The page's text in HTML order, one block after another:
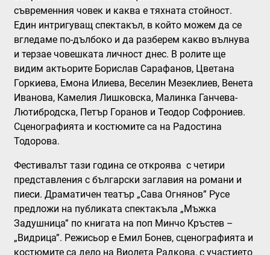
съвременния човек и каква е тяхната стойност.
Един интригуващ спектакъл, в който можем да се
вгледаме по-дълбоко и да разберем какво вълнува
и терзае човешката личност днес. В ролите ще
видим актьорите Борислав Сарафанов, Цветана
Горкиева, Емона Илиева, Веселин Мезеклиев, Венета
Иванова, Камелия Лишковска, Малинка Ганчева-
Лютибродска, Петър Горанов и Теодор Софрониев.
Сценографията и костюмите са на Радостина
Тодорова.
Фестивалът тази година се откроява с четири
представления с български заглавия на романи и
пиеси. Драматичен театър „Сава Огнянов” Русе
предложи на публиката спектакъла „Мъжка
Задушница” по книгата на поп Минчо Кръстев –
„Видрица”. Режисьор е Емил Бонев, сценографията и
костюмите са дело на Виолета Радкова, с участието